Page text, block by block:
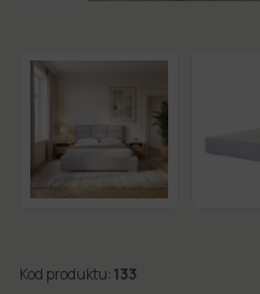
dni
Kolekcje
mebli
Kod produktu:133